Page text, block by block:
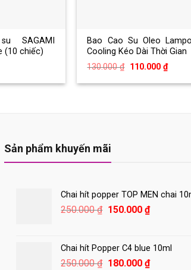
SAGAMI
(10 chiếc)
Bao Cao Su Oleo Lampo
Cooling Kéo Dài Thời Gian
130.000₫ Giá
là:
110.000 ₫Giá
hiện
tại
Sản phẩm khuyến mãi
Chai hít popper TOP MEN chai
250.000₫ Giá
250.000 ₫.
150.000₫Giá
là:
150.000 ₫.
Chai hít Popper C4 blue 10ml
250.000₫ Giá
180.000₫Giá